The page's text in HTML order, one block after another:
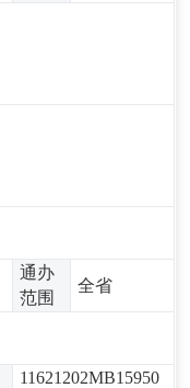
通办
范围
全省
11621202MB15950